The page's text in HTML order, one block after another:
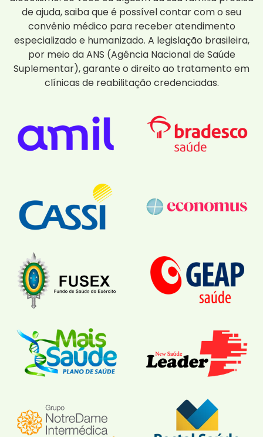
de ajuda, saiba que é possível contar com o seu
convênio médico para receber atendimento
especializado e humanizado. A legislação brasileira,
por meio da ANS (Agência Nacional de Saúde
Suplementar), garante o direito ao tratamento em
clínicas de reabilitação credenciadas.